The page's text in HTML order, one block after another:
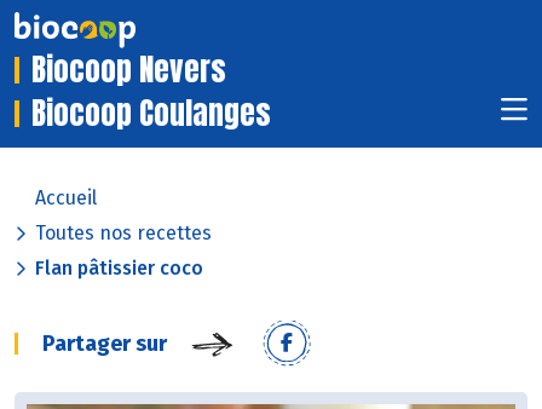
Biocoop Nevers
Biocoop Coulanges
Accueil
Toutes nos recettes
Flan pâtissier coco
Partager sur